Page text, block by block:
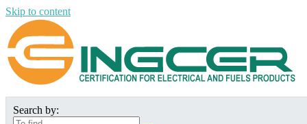
Skip to content
Search by: